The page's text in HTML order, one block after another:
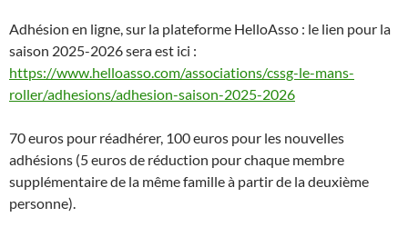
Adhésion en ligne, sur la plateforme HelloAsso : le lien pour la
saison 2025-2026 sera est ici :
https://www.helloasso.com/associations/cssg-le-mans-
roller/adhesions/adhesion-saison-2025-2026
70 euros pour réadhérer, 100 euros pour les nouvelles
adhésions (5 euros de réduction pour chaque membre
supplémentaire de la même famille à partir de la deuxième
personne).